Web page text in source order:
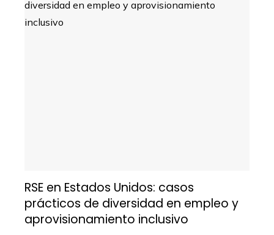
RSE en Estados Unidos: casos
prácticos de diversidad en empleo y
aprovisionamiento inclusivo